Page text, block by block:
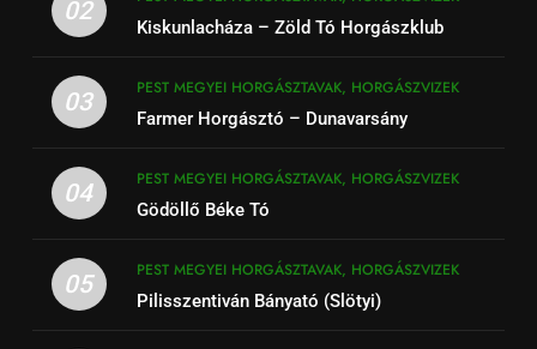
02
Kiskunlacháza – Zöld Tó Horgászklub
03
PEST MEGYEI HORGÁSZTAVAK, HORGÁSZVIZEK
Farmer Horgásztó – Dunavarsány
04
PEST MEGYEI HORGÁSZTAVAK, HORGÁSZVIZEK
Gödöllő Béke Tó
05
PEST MEGYEI HORGÁSZTAVAK, HORGÁSZVIZEK
Pilisszentiván Bányató (Slötyi)